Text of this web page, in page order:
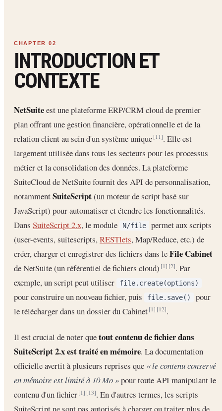
INTRODUCTION ET
CONTEXTE
NetSuiteest une plateforme ERP/CRM cloud de premier
plan offrant une gestion financière, opérationnelle et de la
relation client au sein d'un système unique[11]. Elle est
largement utilisée dans tous les secteurs pour les processus
métier et la consolidation des données. La plateforme
SuiteCloud de NetSuite fournit des API de personnalisation,
notammentSuiteScript(un moteur de script basé sur
JavaScript) pour automatiser et étendre les fonctionnalités.
Dans SuiteScript 2.x, le module N/file
permet aux scripts
(user-events, suitescripts,RESTlets, Map/Reduce, etc.) de
créer, charger et enregistrer des fichiers dans leFile Cabinet
de NetSuite (un référentiel de fichiers cloud)[1] [2]. Par
exemple, un script peut utiliser
file.create(options)
pour construire un nouveau fichier, puis file.save()
pour
le télécharger dans un dossier du Cabinet[1] [12].
Il est crucial de noter quetout contenu de fichier dans
SuiteScript 2.x est traité en mémoire. La documentation
officielle avertit à plusieurs reprises que « le contenu conservé
en mémoire est limité à 10 Mo »pour toute API manipulant le
contenu d'un fichier[1] [13]. En d'autres termes, les scripts